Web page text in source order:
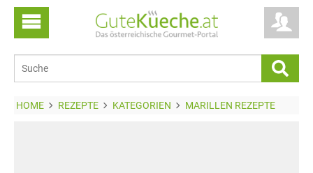
HOME REZEPTE KATEGORIEN MARILLEN REZEPTE